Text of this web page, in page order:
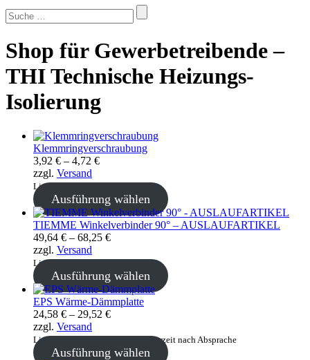
Suchen
nach:
Shop für Gewerbetreibende –
THI Technische Heizungs-
Isolierung
Klemmringverschraubung
3,92 € – 4,72 €Preisspanne:
bis
4,72 €
zzgl. Versand
Lieferzeit: sofort lieferbar
Ausführung wählen
TIEMME Winkelverbinder 90° – AUSLAUFARTIKEL
49,64 € – 68,25 €Preisspanne:
bis
68,25 €
zzgl. Versand
Lieferzeit: sofort lieferbar
Ausführung wählen
EPS Wärme-Dämmplatte
24,58 € – 29,52 €Preisspanne:
bis
29,52 €
zzgl. Versand
Lieferzeit: keine Lagerware, Lieferzeit nach Absprache
Ausführung wählen